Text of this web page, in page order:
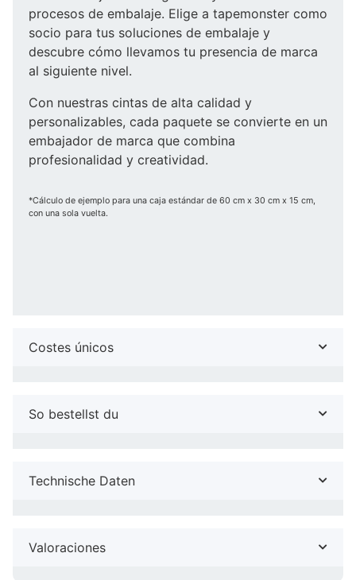
procesos de embalaje. Elige a tapemonster como
socio para tus soluciones de embalaje y
descubre cómo llevamos tu presencia de marca
al siguiente nivel.
Con nuestras cintas de alta calidad y
personalizables, cada paquete se convierte en un
embajador de marca que combina
profesionalidad y creatividad.
*Cálculo de ejemplo para una caja estándar de 60 cm x 30 cm x 15 cm,
con una sola vuelta.
Costes únicos
So bestellst du
Technische Daten
Valoraciones